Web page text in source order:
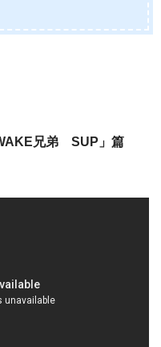
兄弟 SUP」篇